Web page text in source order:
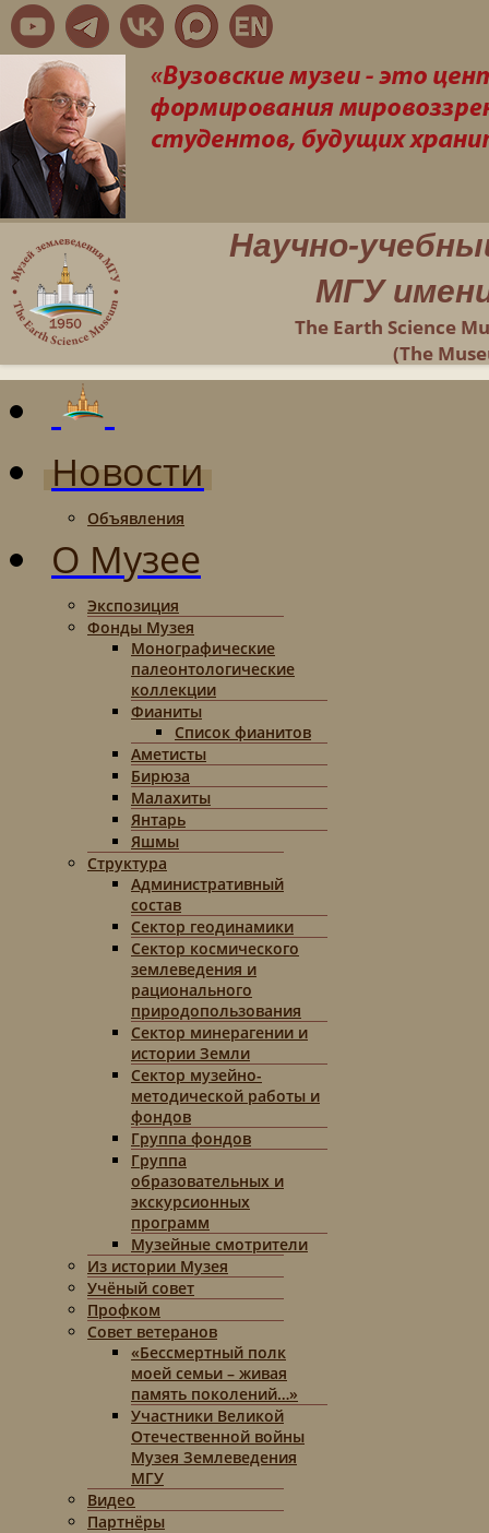
Научно-
МГУ
The Earth Science
(The
Новости
Объявления
О Музее
Экспозиция
Фонды Музея
Монографические
палеонтологические
коллекции
Фианиты
Список фианитов
Аметисты
Бирюза
Малахиты
Янтарь
Яшмы
Структура
Административный
состав
Сектор геодинамики
Сектор космического
землеведения и
рационального
природопользования
Сектор минерагении и
истории Земли
Сектор музейно-
методической работы и
фондов
Группа фондов
Группа
образовательных и
экскурсионных
программ
Музейные смотрители
Из истории Музея
Учёный совет
Профком
Совет ветеранов
«Бессмертный полк
моей семьи – живая
память поколений…»
Участники Великой
Отечественной войны
Музея Землеведения
МГУ
Видео
Партнёры